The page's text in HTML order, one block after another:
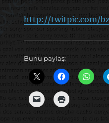
http://twitpic.com/
Bunu paylaş: